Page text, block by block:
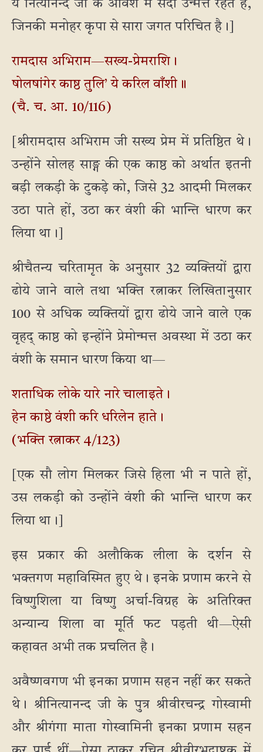
ये नित्यानन्द जी के आवेश में सदा उन्मत्त रहते हैं,
जिनकी मनोहर कृपा से सारा जगत परिचित है।]
रामदास अभिराम—सख्य-प्रेमराशि।
षोलषांगेर काष्ठ तुलि’ ये करिल वाँशी॥
(चै. च. आ. 10/116)
[श्रीरामदास अभिराम जी सख्य प्रेम में प्रतिष्ठित थे।
उन्होंने सोलह साङ्ग की एक काष्ठ को अर्थात इतनी
बड़ी लकड़ी के टुकड़े को, जिसे 32 आदमी मिलकर
उठा पाते हों, उठा कर वंशी की भान्ति धारण कर
लिया था।]
श्रीचैतन्य चरितामृत के अनुसार 32 व्यक्तियों द्वारा
ढोये जाने वाले तथा भक्ति रत्नाकर लिखितानुसार
100 से अधिक व्यक्तियों द्वारा ढोये जाने वाले एक
वृहद् काष्ठ को इन्होंने प्रेमोन्मत्त अवस्था में उठा कर
वंशी के समान धारण किया था—
शताधिक लोके यारे नारे चालाइते।
हेन काष्ठे वंशी करि धरिलेन हाते।
(भक्ति रत्नाकर 4/123)
[एक सौ लोग मिलकर जिसे हिला भी न पाते हों,
उस लकड़ी को उन्होंने वंशी की भान्ति धारण कर
लिया था।]
इस प्रकार की अलौकिक लीला के दर्शन से
भक्तगण महाविस्मित हुए थे। इनके प्रणाम करने से
विष्णुशिला या विष्णु अर्चा-विग्रह के अतिरिक्त
अन्यान्य शिला वा मूर्ति फट पड़ती थी—ऐसी
कहावत अभी तक प्रचलित है।
अवैष्णवगण भी इनका प्रणाम सहन नहीं कर सकते
थे। श्रीनित्यानन्द जी के पुत्र श्रीवीरचन्द्र गोस्वामी
और श्रीगंगा माता गोस्वामिनी इनका प्रणाम सहन